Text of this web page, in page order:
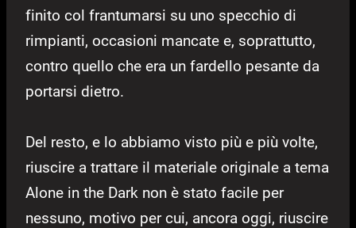
finito col frantumarsi su uno specchio di
rimpianti, occasioni mancate e, soprattutto,
contro quello che era un fardello pesante da
portarsi dietro.
Del resto, e lo abbiamo visto più e più volte,
riuscire a trattare il materiale originale a tema
Alone in the Dark non è stato facile per
nessuno, motivo per cui, ancora oggi, riuscire